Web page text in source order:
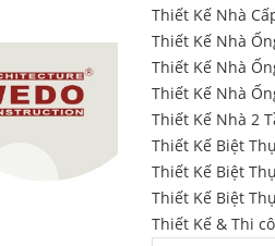
Thiết Kế Nhà
Thiết Kế Nhà
Thiết Kế Nhà
Thiết Kế Nhà
Thiết Kế Nhà 2
Thiết Kế Biệt
Thiết Kế Biệt
Thiết Kế Biệt
Thiết Kế & Thi